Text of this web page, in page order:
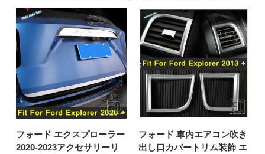
フォード エクスプローラー
2020-2023アクセサリーリ
フォード 車内エアコン吹き
出し口カバートリム装飾 エ